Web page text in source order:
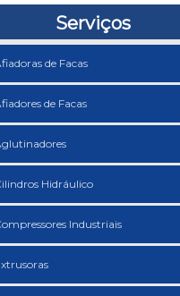
Serviços
de Facas
de Facas
Hidráulico
Industriais